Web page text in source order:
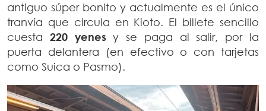
antiguo súper bonito y actualmente es el único
tranvía que circula en Kioto. El billete sencillo
cuesta 220 yenesy se paga al salir, por la
puerta delantera (en efectivo o con tarjetas
como Suica o Pasmo).